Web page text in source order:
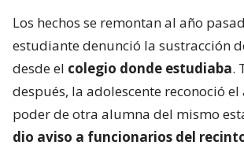
Los hechos se remontan al año
estudiante denunció la sustracción
desde el colegio donde estudiaba.
después, la adolescente reconoció
poder de otra alumna del mismo
dio aviso a funcionarios del